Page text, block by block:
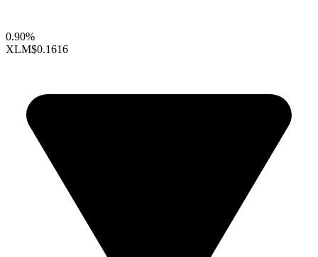
0.90%
XLM$0.1616